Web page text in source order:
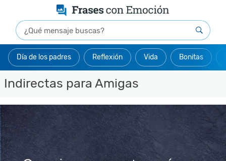
Día de los padres Reflexión Vida Bonitas
Indirectas para Amigas